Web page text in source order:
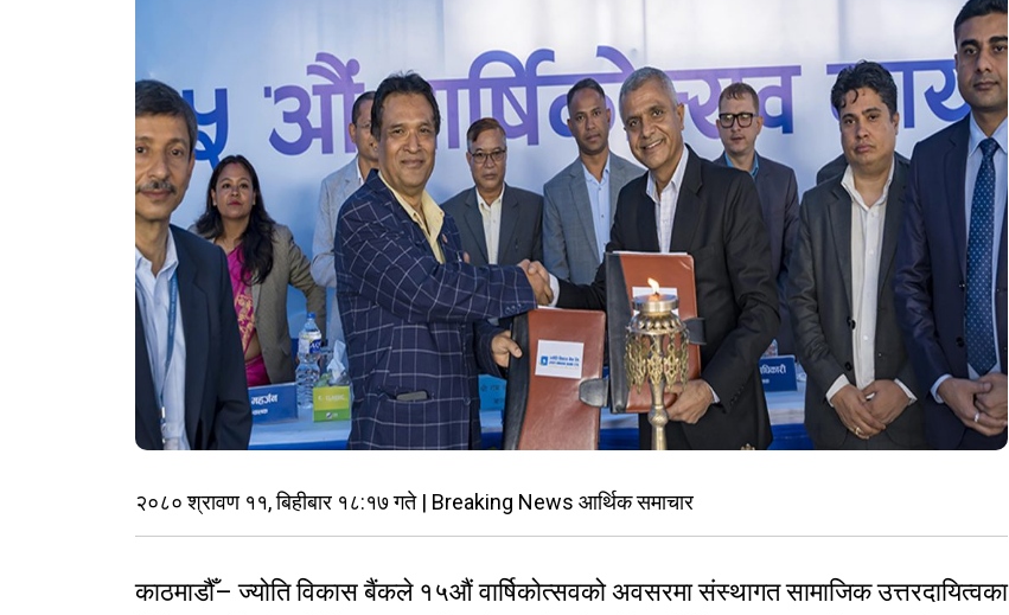
२०८० श्रावण ११, बिहीबार १८:१७ गते | Breaking News आर्थिक समाचार
काठमाडौँ– ज्योति विकास बैंकले १५औं वार्षिकोत्सवको अवसरमा संस्थागत सामाजिक उत्तरदायित्वका